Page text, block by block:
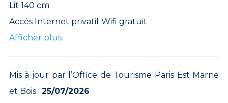
Lit 140 cm
Accès Internet privatif Wifi gratuit
Afficher plus
Mis à jour par l’Office de Tourisme Paris Est Marne
et Bois : 25/07/2026